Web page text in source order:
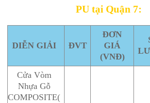
PU tại Quận 7:
DIỄN GIẢI ĐVT
ĐƠN
GIÁ
(VNĐ)
Cửa Vòm
Nhựa Gỗ
COMPOSITE(